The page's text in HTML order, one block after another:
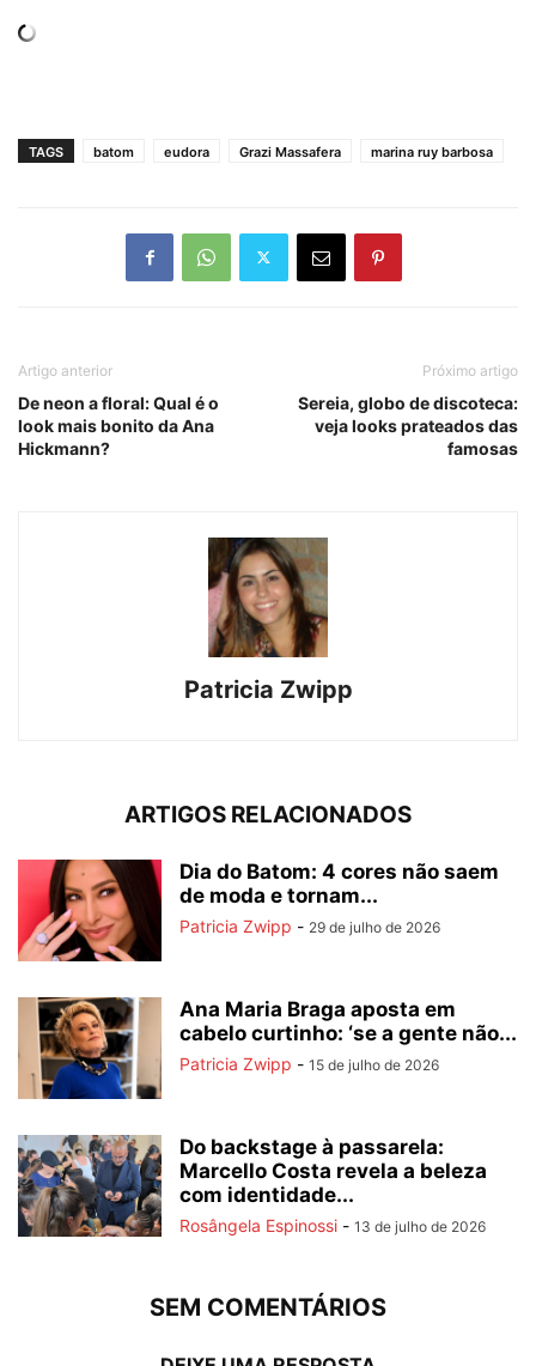
TAGS batom eudora Grazi Massafera marina ruy barbosa
Artigo anterior
De neon a floral: Qual é o
look mais bonito da Ana
Hickmann?
Próximo artigo
Sereia, globo de discoteca:
veja looks prateados das
famosas
Patricia Zwipp
ARTIGOS RELACIONADOS
Dia do Batom: 4 cores não saem
de moda e tornam...
Patricia Zwipp - 29 de julho de 2026
Ana Maria Braga aposta em
cabelo curtinho: ‘se a gente não...
Patricia Zwipp - 15 de julho de 2026
Do backstage à passarela:
Marcello Costa revela a beleza
com identidade...
Rosângela Espinossi - 13 de julho de 2026
SEM COMENTÁRIOS